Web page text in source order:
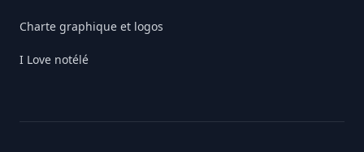
Charte graphique et logos
I Love notélé